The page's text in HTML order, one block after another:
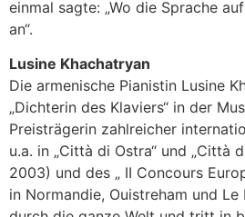
einmal sagte: „Wo die Sprache
an“.
Lusine Khachatryan
Die armenische Pianistin Lusine
„Dichterin des Klaviers“ in der
Preisträgerin zahlreicher
u.a. in „Città di Ostra“ und „Città
2003) und des „ II Concours
in Normandie, Ouistreham und